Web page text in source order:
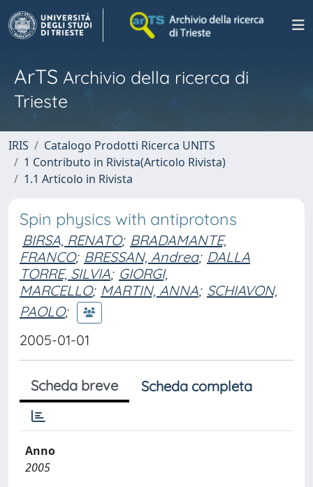
ArTS Archivio della ricerca di
Trieste
IRIS
Catalogo Prodotti Ricerca UNITS
1 Contributo in Rivista(Articolo Rivista)
1.1 Articolo in Rivista
Spin physics with antiprotons
BIRSA, RENATO; BRADAMANTE,
FRANCO; BRESSAN, Andrea; DALLA
TORRE, SILVIA; GIORGI,
MARCELLO; MARTIN, ANNA; SCHIAVON,
PAOLO;
2005-01-01
Scheda breve Scheda completa
Anno
2005